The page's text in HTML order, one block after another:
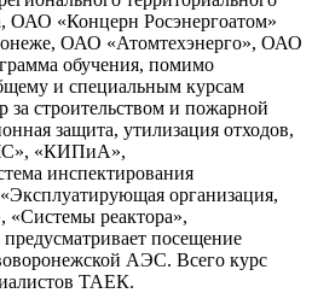
ОАО «Концерн Росэнергоатом»
ОАО «Атомтехэнерго», ОАО
обучения, помимо
и специальным курсам
строительством и пожарной
защита, утилизация отходов,
«КИПиА»,
инспектирования
организация,
«Системы реактора»,
посещение
АЭС. Всего курс
ТАЕК.